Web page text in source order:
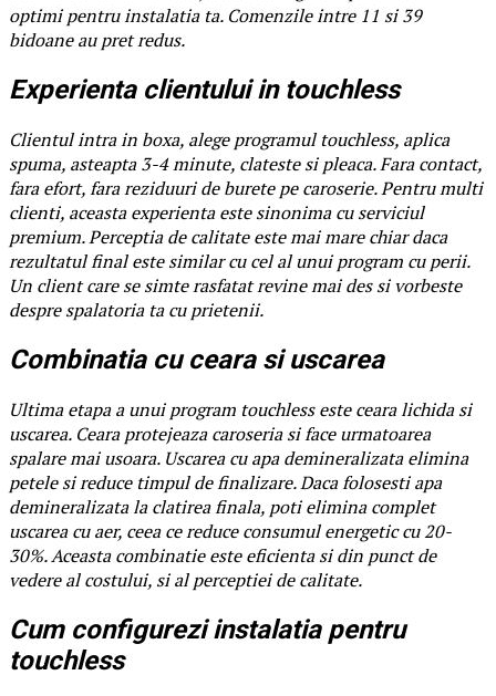
optimi pentru instalatia ta. Comenzile intre 11 si 39
bidoane au pret redus.
Experienta clientului in touchless
Clientul intra in boxa, alege programul touchless, aplica
spuma, asteapta 3-4 minute, clateste si pleaca. Fara contact,
fara efort, fara reziduuri de burete pe caroserie. Pentru multi
clienti, aceasta experienta este sinonima cu serviciul
premium. Perceptia de calitate este mai mare chiar daca
rezultatul final este similar cu cel al unui program cu perii.
Un client care se simte rasfatat revine mai des si vorbeste
despre spalatoria ta cu prietenii.
Combinatia cu ceara si uscarea
Ultima etapa a unui program touchless este ceara lichida si
uscarea. Ceara protejeaza caroseria si face urmatoarea
spalare mai usoara. Uscarea cu apa demineralizata elimina
petele si reduce timpul de finalizare. Daca folosesti apa
demineralizata la clatirea finala, poti elimina complet
uscarea cu aer, ceea ce reduce consumul energetic cu 20-
30%. Aceasta combinatie este eficienta si din punct de
vedere al costului, si al perceptiei de calitate.
Cum configurezi instalatia pentru
touchless